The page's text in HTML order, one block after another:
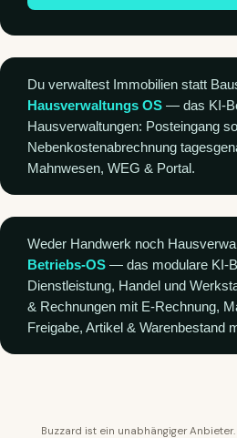
Du verwaltest Immobilien statt
Hausverwaltungs OS — das KI-
Hausverwaltungen: Posteingang
Nebenkostenabrechnung
Mahnwesen, WEG & Portal.
Weder Handwerk noch
Betriebs-OS — das modulare KI-
Dienstleistung, Handel und
& Rechnungen mit E-Rechnung,
Freigabe, Artikel & Warenbestand
Buzzard ist ein unabhängiger